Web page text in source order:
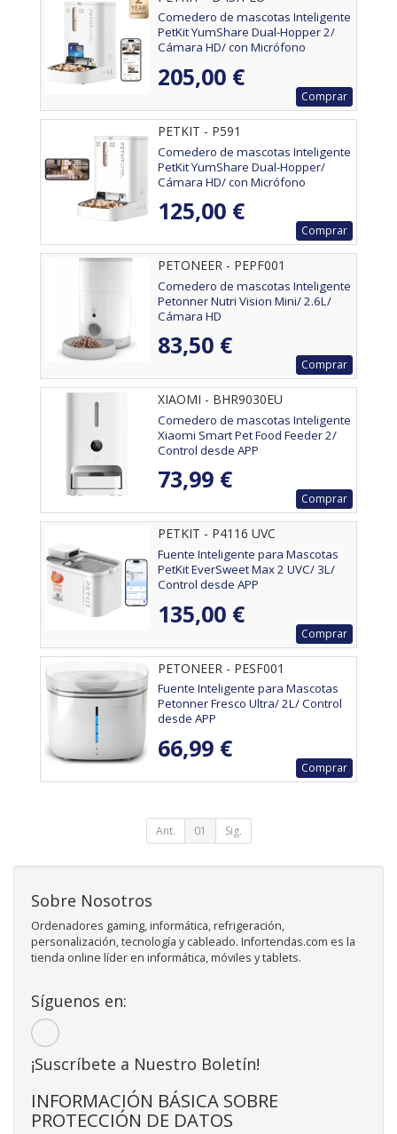
Comedero de mascotas Inteligente
PetKit YumShare Dual-Hopper 2/
Cámara HD/ con Micrófono
205,00 €
Comprar
PETKIT - P591
Comedero de mascotas Inteligente
PetKit YumShare Dual-Hopper/
Cámara HD/ con Micrófono
125,00 €
Comprar
PETONEER - PEPF001
Comedero de mascotas Inteligente
Petonner Nutri Vision Mini/ 2.6L/
Cámara HD
83,50 €
Comprar
XIAOMI - BHR9030EU
Comedero de mascotas Inteligente
Xiaomi Smart Pet Food Feeder 2/
Control desde APP
73,99 €
Comprar
PETKIT - P4116 UVC
Fuente Inteligente para Mascotas
PetKit EverSweet Max 2 UVC/ 3L/
Control desde APP
135,00 €
Comprar
PETONEER - PESF001
Fuente Inteligente para Mascotas
Petonner Fresco Ultra/ 2L/ Control
desde APP
66,99 €
Comprar
Ant. 01 Sig.
Sobre Nosotros
Ordenadores gaming, informática, refrigeración,
personalización, tecnología y cableado. Infortendas.com es la
tienda online líder en informática, móviles y tablets.
Síguenos en:
¡Suscríbete a Nuestro Boletín!
INFORMACIÓN BÁSICA SOBRE
PROTECCIÓN DE DATOS